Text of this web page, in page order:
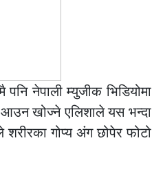
नेपाली म्युजीक भिडियोमा
आउन खोज्ने एलिशाले यस भन्दा
गोप्य अंग छोपेर फोटो